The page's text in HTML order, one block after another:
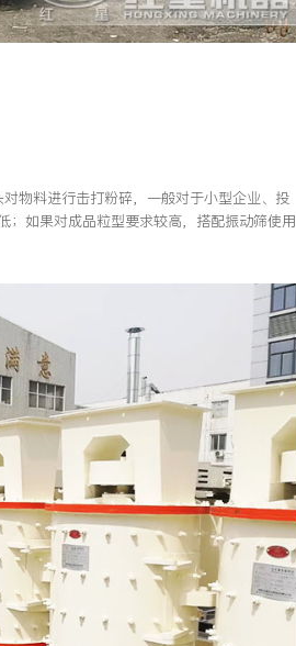
物料进行击打粉碎，一般对于小型企业、投
；如果对成品粒型要求较高，搭配振动筛使用